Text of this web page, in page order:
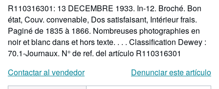
estrellas
R110316301: 13 DECEMBRE 1933. In-12. Broché. Bon
état, Couv. convenable, Dos satisfaisant, Intérieur frais.
Paginé de 1835 à 1866. Nombreuses photographies en
noir et blanc dans et hors texte. . . . Classification Dewey :
70.1-Journaux. N° de ref. del artículo R110316301
Contactar al vendedor
Denunciar este artículo